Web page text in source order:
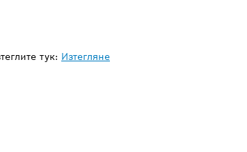
тук: Изтегляне